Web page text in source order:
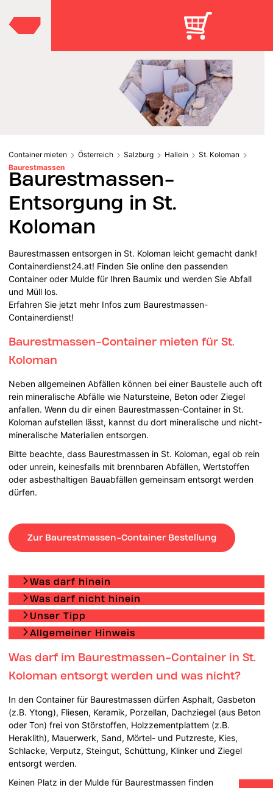
Container mieten Österreich Salzburg Hallein
St. Koloman
Baurestmassen
Baurestmassen-
Entsorgung in St.
Koloman
Baurestmassen entsorgen in St. Koloman leicht gemacht dank!
Containerdienst24.at! Finden Sie online den passenden
Container oder Mulde für Ihren Baumix und werden Sie Abfall
und Müll los.
Erfahren Sie jetzt mehr Infos zum Baurestmassen-
Containerdienst!
Baurestmassen-Container mieten für St.
Koloman
Neben allgemeinen Abfällen können bei einer Baustelle auch oft
rein mineralische Abfälle wie Natursteine, Beton oder Ziegel
anfallen. Wenn du dir einen Baurestmassen-Container in St.
Koloman aufstellen lässt, kannst du dort mineralische und nicht-
mineralische Materialien entsorgen.
Bitte beachte, dass Baurestmassen in St. Koloman, egal ob rein
oder unrein, keinesfalls mit brennbaren Abfällen, Wertstoffen
oder asbesthaltigen Bauabfällen gemeinsam entsorgt werden
dürfen.
Zur Baurestmassen-Container Bestellung
Was darf hinein
Was darf nicht hinein
Unser Tipp
Allgemeiner Hinweis
Was darf im Baurestmassen-Container in St.
Koloman entsorgt werden und was nicht?
In den Container für Baurestmassen dürfen Asphalt, Gasbeton
(z.B. Ytong), Fliesen, Keramik, Porzellan, Dachziegel (aus Beton
oder Ton) frei von Störstoffen, Holzzementplattem (z.B.
Heraklith), Mauerwerk, Sand, Mörtel- und Putzreste, Kies,
Schlacke, Verputz, Steingut, Schüttung, Klinker und Ziegel
entsorgt werden.
Keinen Platz in der Mulde für Baurestmassen finden